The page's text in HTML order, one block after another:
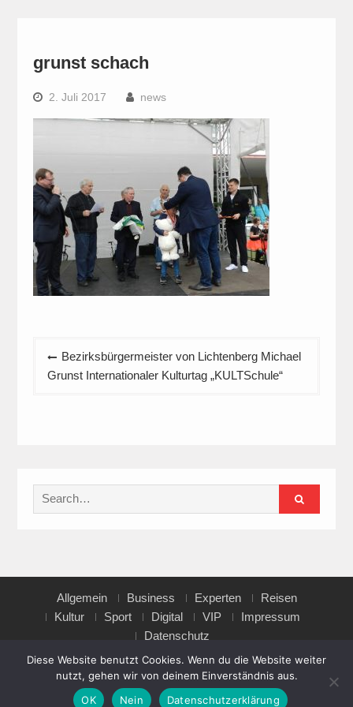
grunst schach
2. Juli 2017 news
Beitragsnavigation
Bezirksbürgermeister von Lichtenberg Michael
Grunst Internationaler Kulturtag „KULTSchule“
Search
for:
Allgemein Business Experten
Reisen
Kultur
Sport Digital VIP
Impressum
Datenschutz
Copyright © All rights reserved.
Magazine Point byAxle Themes
Diese Website benutzt Cookies. Wenn du die Website weiter
nutzt, gehen wir von deinem Einverständnis aus.
OK
Nein Datenschutzerklärung